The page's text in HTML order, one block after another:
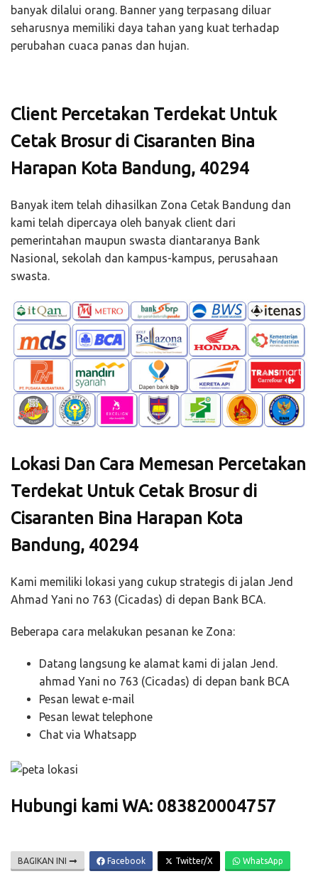
banyak dilalui orang. Banner yang terpasang diluar
seharusnya memiliki daya tahan yang kuat terhadap
perubahan cuaca panas dan hujan.
Client Percetakan Terdekat Untuk
Cetak Brosur di Cisaranten Bina
Harapan Kota Bandung, 40294
Banyak item telah dihasilkan Zona Cetak Bandung dan
kami telah dipercaya oleh banyak client dari
pemerintahan maupun swasta diantaranya Bank
Nasional, sekolah dan kampus-kampus, perusahaan
swasta.
Lokasi Dan Cara Memesan Percetakan
Terdekat Untuk Cetak Brosur di
Cisaranten Bina Harapan Kota
Bandung, 40294
Kami memiliki lokasi yang cukup strategis di jalan Jend
Ahmad Yani no 763 (Cicadas) di depan Bank BCA.
Beberapa cara melakukan pesanan ke Zona:
Datang langsung ke alamat kami di jalan Jend.
ahmad Yani no 763 (Cicadas) di depan bank BCA
Pesan lewat e-mail
Pesan lewat telephone
Chat via Whatsapp
Hubungi kami WA: 083820004757
BAGIKAN INI Facebook Twitter/X WhatsApp